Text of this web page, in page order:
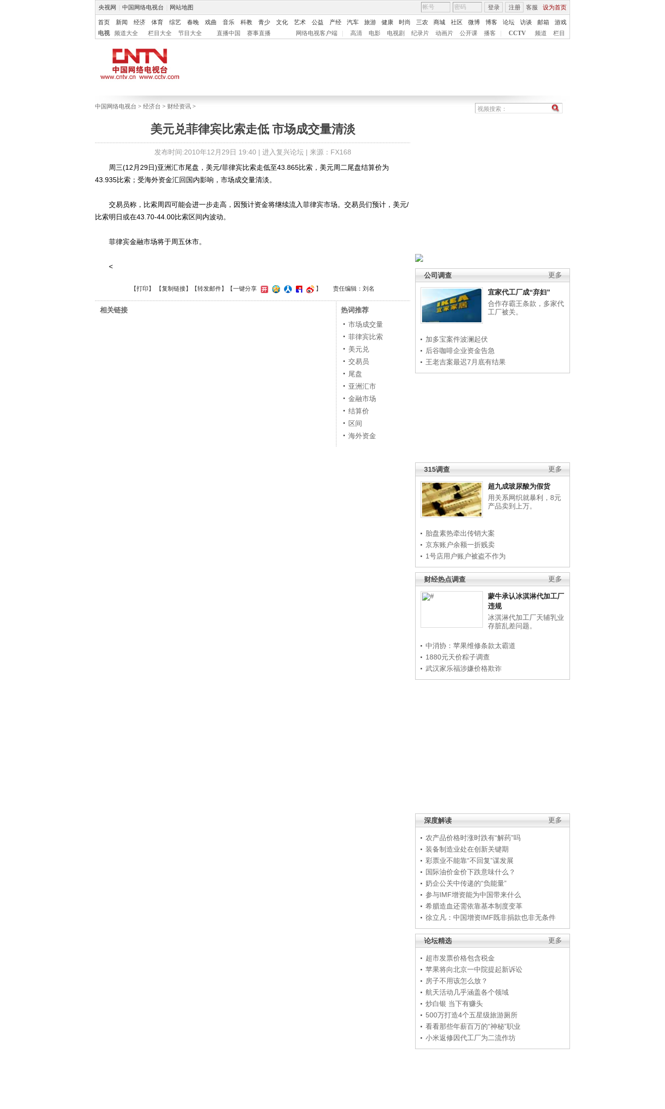
央视网 中国网络电视台 网站地图 客服 设为首页
登录 注册
首页 新闻 经济 体育 综艺 春晚 戏曲 音乐 科教 青少 文化 艺术 公益 产经 汽车 旅游 健康 时尚 三农 商城 社区 微博 博客 论坛 访谈 邮箱
游戏
电视
频道大全 栏目大全 节目大全 直播中国 赛事直播 网络电视客户端 高清 电影 电视剧 纪录片 动画片 公开课 播客 CCTV 频道 栏目
中国网络电视台 > 经济台 > 财经资讯 >
美元兑菲律宾比索走低 市场成交量清淡
发布时间:2010年12月29日 19:40 | 进入复兴论坛| 来源：FX168
更多
公司调查
宜家代工厂成“弃妇”
合作存霸王条款，多家代
工厂被关。
加多宝案件波澜起伏
后谷咖啡企业资金告急
王老吉案最迟7月底有结果
更多
315调查
超九成玻尿酸为假货
用关系网织就暴利，8元
产品卖到上万。
胎盘素热牵出传销大案
京东账户余额一折贱卖
1号店用户账户被盗不作为
更多
财经热点调查
蒙牛承认冰淇淋代加工厂
违规
冰淇淋代加工厂天辅乳业
存脏乱差问题。
中消协：苹果维修条款太霸道
1880元天价粽子调查
武汉家乐福涉嫌价格欺诈
更多
深度解读
农产品价格时涨时跌有“解药”吗
装备制造业处在创新关键期
彩票业不能靠“不回复”谋发展
国际油价金价下跌意味什么？
奶企公关中传递的“负能量”
参与IMF增资能为中国带来什么
希腊造血还需依靠基本制度变革
徐立凡：中国增资IMF既非捐款也非无条件
更多
论坛精选
超市发票价格包含税金
苹果将向北京一中院提起新诉讼
房子不用该怎么放？
航天活动几乎涵盖各个领域
炒白银 当下有赚头
500万打造4个五星级旅游厕所
看看那些年薪百万的“神秘”职业
小米返修因代工厂为二流作坊
周三(12月29日)亚洲汇市尾盘，美元/菲律宾比索走低至43.865比索，美元周二尾盘结算价为
43.935比索；受海外资金汇回国内影响，市场成交量清淡。
交易员称，比索周四可能会进一步走高，因预计资金将继续流入菲律宾市场。交易员们预计，美元/
比索明日或在43.70-44.00比索区间内波动。
菲律宾金融市场将于周五休市。
<
【打印 】 【复制链接】【转发邮件】 【一键分享 】 责任编辑：刘名
相关链接
热词推荐
市场成交量
菲律宾比索
美元兑
交易员
尾盘
亚洲汇市
金融市场
结算价
区间
海外资金